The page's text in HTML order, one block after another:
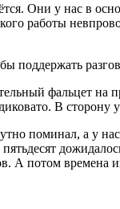
Они у нас в
работы
поддержать
фальцет
В сторону
поминал, а у
А потом